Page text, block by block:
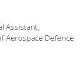
Assistant,
Aerospace Defence